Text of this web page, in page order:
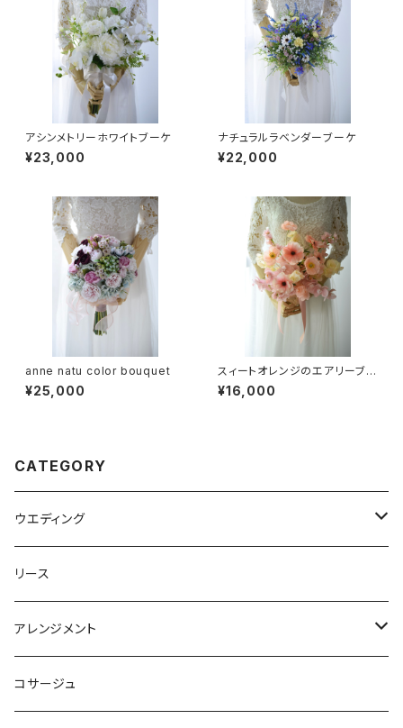
アシンメトリーホワイトブーケ
¥23,000
ナチュラルラベンダーブーケ
¥22,000
anne natu color bouquet
¥25,000
スィートオレンジのエアリーブー
ケ
¥16,000
CATEGORY
ウエディング
ブーケ
ラウンド
クラッチ
ヘッドパーツ
リストレット
リース
アレンジメント
ガラスドーム
コサージュ